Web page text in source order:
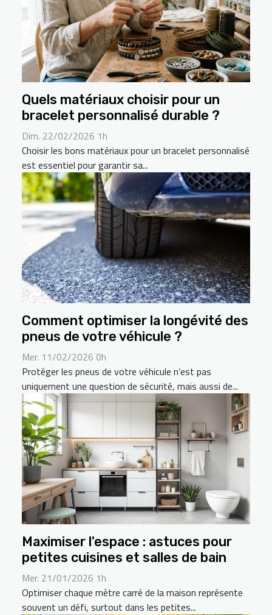
Quels matériaux choisir pour un
bracelet personnalisé durable ?
Dim. 22/02/2026 1h
Choisir les bons matériaux pour un bracelet personnalisé
est essentiel pour garantir sa...
Comment optimiser la longévité des
pneus de votre véhicule ?
Mer. 11/02/2026 0h
Protéger les pneus de votre véhicule n’est pas
uniquement une question de sécurité, mais aussi de...
Maximiser l'espace : astuces pour
petites cuisines et salles de bain
Mer. 21/01/2026 1h
Optimiser chaque mètre carré de la maison représente
souvent un défi, surtout dans les petites...